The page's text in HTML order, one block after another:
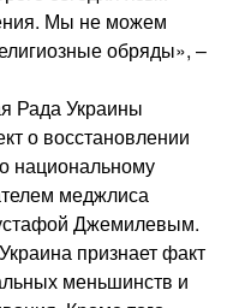
Мы не можем
обряды», –
Рада Украины
о восстановлении
национальному
меджлиса
Джемилевым.
признает факт
меньшинств и